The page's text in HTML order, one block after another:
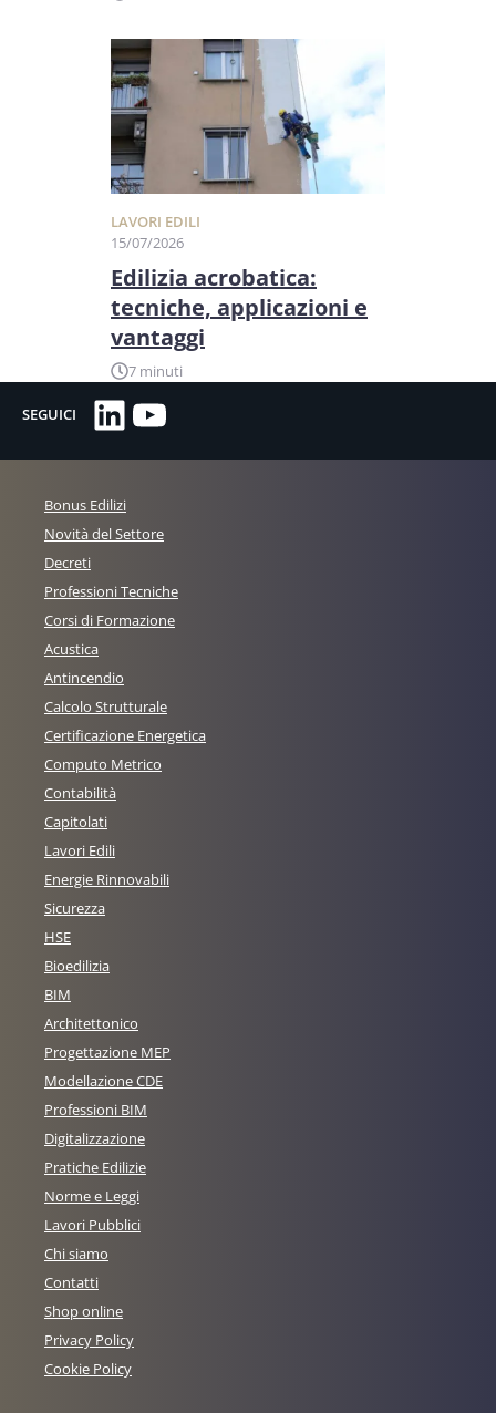
LAVORI EDILI
15/07/2026
Edilizia acrobatica:
tecniche, applicazioni e
vantaggi
7 minuti
SEGUICI LinkedIn
YouTube
Bonus Edilizi
Novità del Settore
Decreti
Professioni Tecniche
Corsi di Formazione
Acustica
Antincendio
Calcolo Strutturale
Certificazione Energetica
Computo Metrico
Contabilità
Capitolati
Lavori Edili
Energie Rinnovabili
Sicurezza
HSE
Bioedilizia
BIM
Architettonico
Progettazione MEP
Modellazione CDE
Professioni BIM
Digitalizzazione
Pratiche Edilizie
Norme e Leggi
Lavori Pubblici
Chi siamo
Contatti
Shop online
Privacy Policy
Cookie Policy